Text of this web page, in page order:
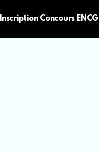
Inscription Concours ENCG